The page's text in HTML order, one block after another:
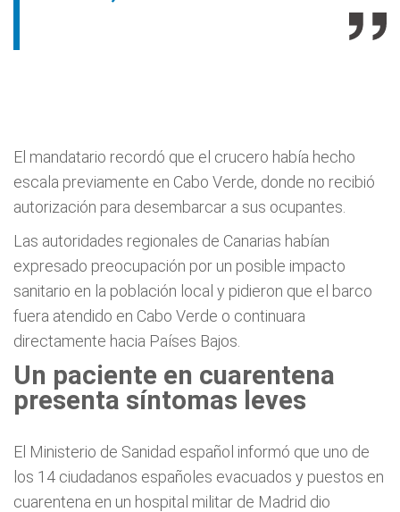
El mandatario recordó que el crucero había hecho
escala previamente en Cabo Verde, donde no recibió
autorización para desembarcar a sus ocupantes.
Las autoridades regionales de Canarias habían
expresado preocupación por un posible impacto
sanitario en la población local y pidieron que el barco
fuera atendido en Cabo Verde o continuara
directamente hacia Países Bajos.
Un paciente en cuarentena
presenta síntomas leves
El Ministerio de Sanidad español informó que uno de
los 14 ciudadanos españoles evacuados y puestos en
cuarentena en un hospital militar de Madrid dio